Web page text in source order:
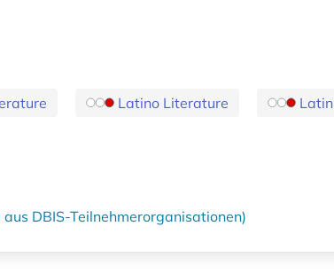
Latino Literature
DBIS-Teilnehmerorganisationen)